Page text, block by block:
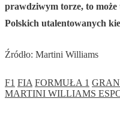
prawdziwym torze, to
Polskich utalentowanych
Źródło: Martini Williams
F1 FIA FORMUŁA 1
MARTINI WILLIAMS